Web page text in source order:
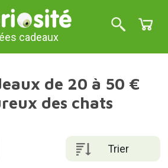
cadeaux
de 20 à 50 €
des chats
Trier